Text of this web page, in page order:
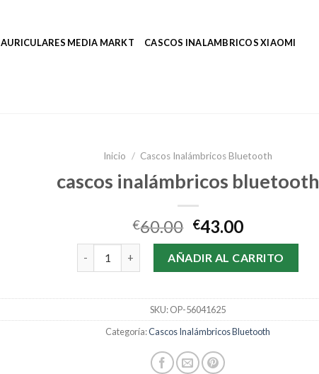
AURICULARES MEDIA MARKT CASCOS INALAMBRICOS XIAOMI
Inicio / Cascos Inalámbricos Bluetooth
cascos inalámbricos bluetooth
€60.00 €43.00
cascos inalámbricos bluetooth cantidad
AÑADIR AL CARRITO
SKU:OP-56041625
Categoría:Cascos Inalámbricos Bluetooth